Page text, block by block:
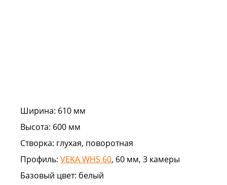
Ширина: 610 мм
Высота: 600 мм
Створка: глухая, поворотная
Профиль: VEKA WHS 60, 60 мм, 3 камеры
Базовый цвет: белый